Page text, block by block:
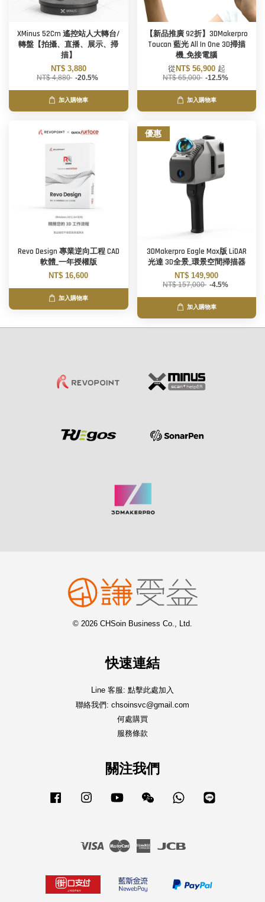
XMinus 52Cm 遙控站人大轉台/
轉盤【拍攝、直播、展示、掃
描】
NT$ 3,880
NT$ 4,880 -20.5%
加入購物車
【新品推廣 92折】3DMakerpro
Toucan 藍光 All In One 3D掃描
機_免接電腦
從NT$ 56,900 起
NT$ 65,000 -12.5%
加入購物車
Revo Design 專業逆向工程 CAD
軟體_一年授權版
NT$ 16,600
加入購物車
優惠
3DMakerpro Eagle Max版 LiDAR
光達 3D全景_環景空間掃描器
NT$ 149,900
NT$ 157,000 -4.5%
加入購物車
© 2026 CHSoin Business Co., Ltd.
快速連結
Line 客服: 點擊此處加入
聯絡我們: chsoinsvc@gmail.com
何處購買
服務條款
關注我們
Facebook Instagram YouTube Wechat Whatsapp
Visa Master
American